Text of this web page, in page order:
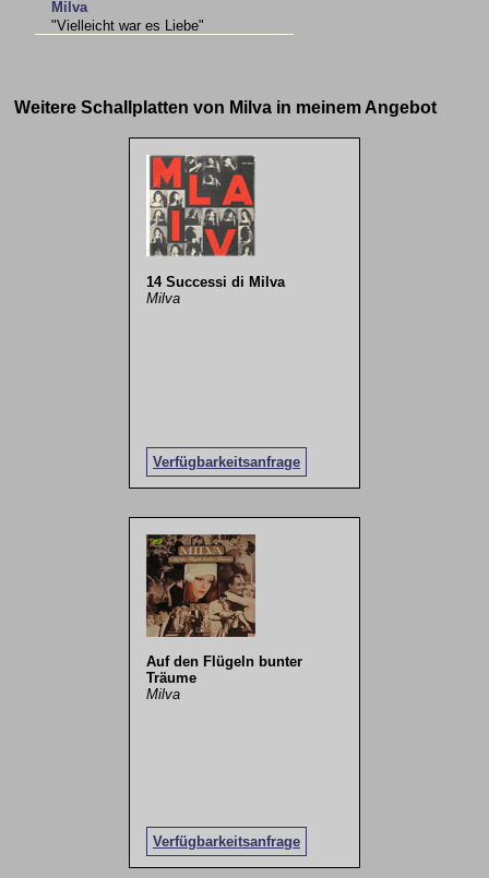
Milva
"Vielleicht war es Liebe"
Weitere Schallplatten von Milva in meinem Angebot
14 Successi di Milva
Milva
Verfügbarkeitsanfrage
Auf den Flügeln bunter
Träume
Milva
Verfügbarkeitsanfrage